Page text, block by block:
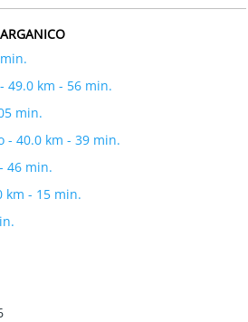
49.0 km - 56 min.
min.
- 40.0 km - 39 min.
46 min.
km - 15 min.